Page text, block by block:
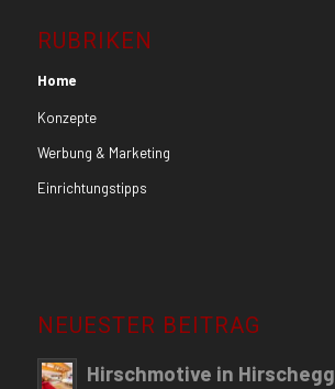
RUBRIKEN
Home
Konzepte
Werbung & Marketing
Einrichtungstipps
NEUESTER BEITRAG
Hirschmotive in Hirschegg